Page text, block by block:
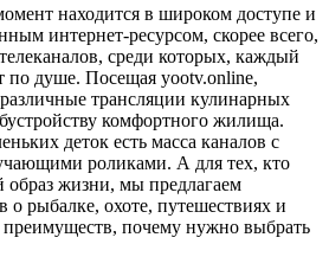
находится в широком доступе и
интернет-ресурсом, скорее всего,
среди которых, каждый
по душе. Посещая yootv.online,
трансляции кулинарных
комфортного жилища.
деток есть масса каналов с
роликами. А для тех, кто
образ жизни, мы предлагаем
рыбалке, охоте, путешествиях и
преимуществ, почему нужно выбрать